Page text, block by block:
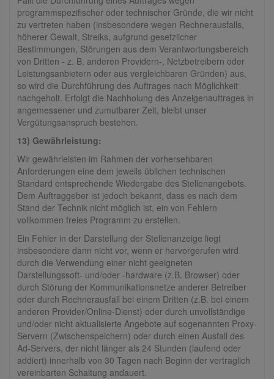
programmspezifischer oder technischer Gründe, die wir nicht
zu vertreten haben (insbesondere wegen Rechnerausfalls,
höherer Gewalt, Streiks, aufgrund gesetzlicher
Bestimmungen, Störungen aus dem Verantwortungsbereich
von Dritten - z. B. anderen Providern-, Netzbetreibern oder
Leistungsanbietern oder aus vergleichbaren Gründen) aus,
so wird die Durchführung des Auftrages nach Möglichkeit
nachgeholt. Erfolgt die Nachholung des Anzeigenauftrages in
angemessener und zumutbarer Zeit, bleibt unser
Vergütungsanspruch bestehen.
13) Gewährleistung:
Wir gewährleisten im Rahmen der vorhersehbaren
Anforderungen eine dem jeweils üblichen technischen
Standard entsprechende Wiedergabe des Stellenangebots.
Dem Auftraggeber ist jedoch bekannt, dass es nach dem
Stand der Technik nicht möglich ist, ein von Fehlern
vollkommen freies Programm zu erstellen.
Ein Fehler in der Darstellung der Stellenanzeige liegt
insbesondere dann nicht vor, wenn er hervorgerufen wird
durch die Verwendung einer nicht geeigneten
Darstellungssoft- und/oder -hardware (z.B. Browser) oder
durch Störung der Kommunikationsnetze anderer Betreiber
oder durch Rechnerausfall bei einem Dritten (z.B. bei einem
anderen Provider/Online-Dienst) oder durch unvollständige
und/oder nicht aktualisierte Angebote auf sogenannten Proxy-
Servern (Zwischenspeichern) oder durch einen Ausfall des
Ad-Servers, der nicht länger als 24 Stunden (laufend oder
addiert) innerhalb von 30 Tagen nach Beginn der vertraglich
vereinbarten Schaltung andauert.